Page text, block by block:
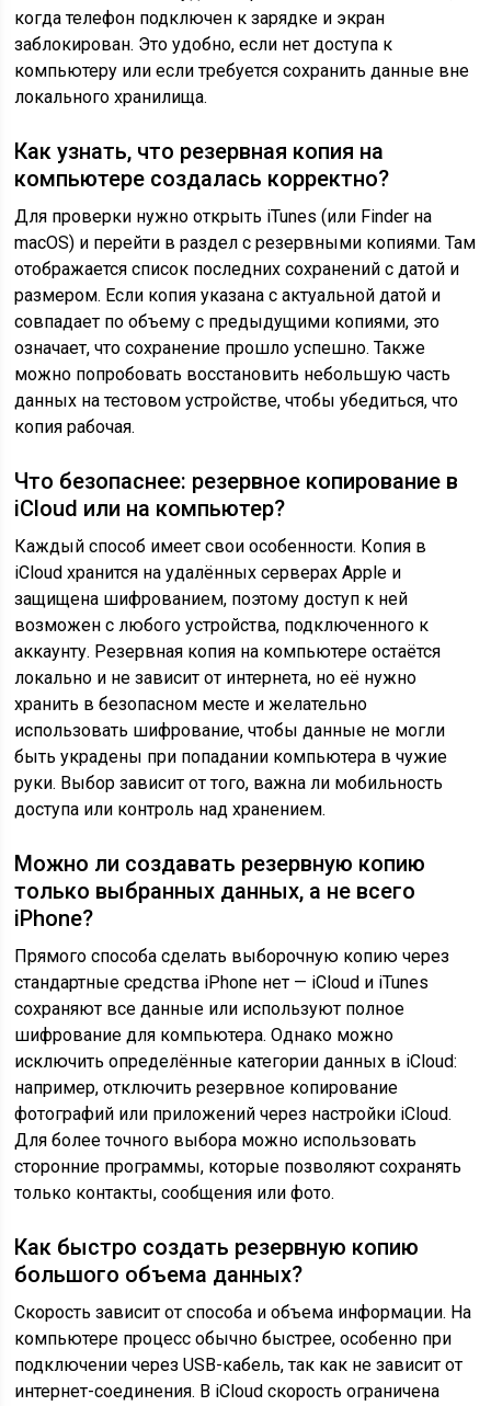
когда телефон подключен к зарядке и экран
заблокирован. Это удобно, если нет доступа к
компьютеру или если требуется сохранить данные вне
локального хранилища.
Как узнать, что резервная копия на
компьютере создалась корректно?
Для проверки нужно открыть iTunes (или Finder на
macOS) и перейти в раздел с резервными копиями. Там
отображается список последних сохранений с датой и
размером. Если копия указана с актуальной датой и
совпадает по объему с предыдущими копиями, это
означает, что сохранение прошло успешно. Также
можно попробовать восстановить небольшую часть
данных на тестовом устройстве, чтобы убедиться, что
копия рабочая.
Что безопаснее: резервное копирование в
iCloud или на компьютер?
Каждый способ имеет свои особенности. Копия в
iCloud хранится на удалённых серверах Apple и
защищена шифрованием, поэтому доступ к ней
возможен с любого устройства, подключенного к
аккаунту. Резервная копия на компьютере остаётся
локально и не зависит от интернета, но её нужно
хранить в безопасном месте и желательно
использовать шифрование, чтобы данные не могли
быть украдены при попадании компьютера в чужие
руки. Выбор зависит от того, важна ли мобильность
доступа или контроль над хранением.
Можно ли создавать резервную копию
только выбранных данных, а не всего
iPhone?
Прямого способа сделать выборочную копию через
стандартные средства iPhone нет — iCloud и iTunes
сохраняют все данные или используют полное
шифрование для компьютера. Однако можно
исключить определённые категории данных в iCloud:
например, отключить резервное копирование
фотографий или приложений через настройки iCloud.
Для более точного выбора можно использовать
сторонние программы, которые позволяют сохранять
только контакты, сообщения или фото.
Как быстро создать резервную копию
большого объема данных?
Скорость зависит от способа и объема информации. На
компьютере процесс обычно быстрее, особенно при
подключении через USB-кабель, так как не зависит от
интернет-соединения. В iCloud скорость ограничена